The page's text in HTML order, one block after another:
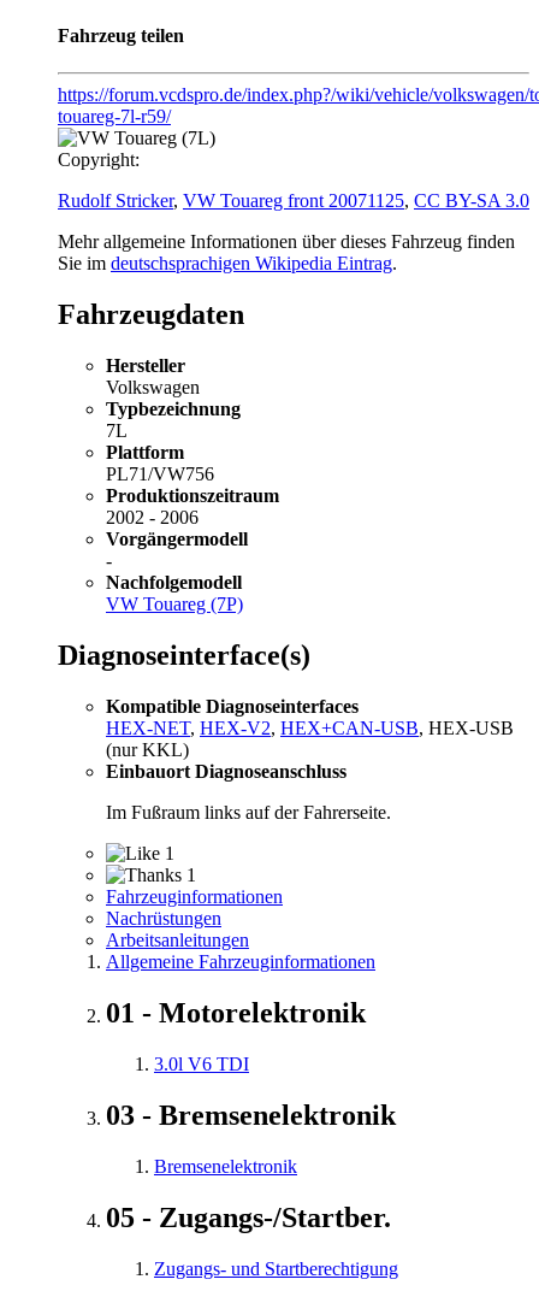
Fahrzeug teilen
https://forum.vcdspro.de/index.php?/wiki/vehicle/volkswagen/
touareg-7l-r59/
Copyright:
Rudolf Stricker, VW Touareg front 20071125, CC BY-SA 3.0
Mehr allgemeine Informationen über dieses Fahrzeug finden
Sie im deutschsprachigen Wikipedia Eintrag.
Fahrzeugdaten
Hersteller
Volkswagen
Typbezeichnung
7L
Plattform
PL71/VW756
Produktionszeitraum
2002 - 2006
Vorgängermodell
-
Nachfolgemodell
VW Touareg (7P)
Diagnoseinterface(s)
Kompatible Diagnoseinterfaces
HEX-NET, HEX-V2, HEX+CAN-USB, HEX-USB
(nur KKL)
Einbauort Diagnoseanschluss
Im Fußraum links auf der Fahrerseite.
1
1
Fahrzeuginformationen
Nachrüstungen
Arbeitsanleitungen
Allgemeine Fahrzeuginformationen
01 - Motorelektronik
3.0l V6 TDI
03 - Bremsenelektronik
Bremsenelektronik
05 - Zugangs-/Startber.
Zugangs- und Startberechtigung